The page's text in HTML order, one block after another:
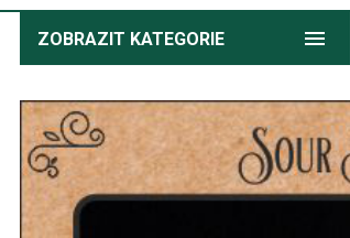
ZOBRAZIT KATEGORIE